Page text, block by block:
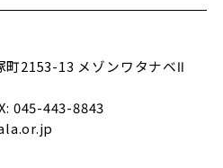
町2153-13 メゾンワタナベⅡ
045-443-8843